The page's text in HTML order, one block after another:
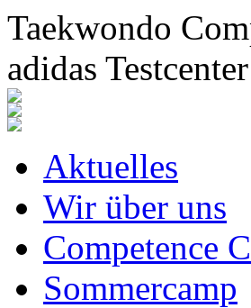
Taekwondo
adidas Testcenter
Aktuelles
Wir über uns
Competence
Sommercamp